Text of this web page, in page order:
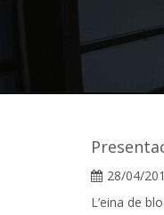
28/04/
L’eina de